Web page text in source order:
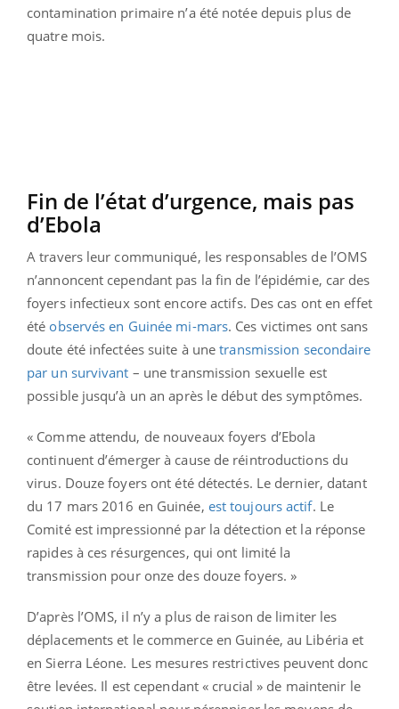
contamination primaire n’a été notée depuis plus de
quatre mois.
Fin de l’état d’urgence, mais pas
d’Ebola
A travers leur communiqué, les responsables de l’OMS
n’annoncent cependant pas la fin de l’épidémie, car des
foyers infectieux sont encore actifs. Des cas ont en effet
été observés en Guinée mi-mars. Ces victimes ont sans
doute été infectées suite à unetransmission secondaire
par un survivant – une transmission sexuelle est
possible jusqu’à un an après le début des symptômes.
« Comme attendu, de nouveaux foyers d’Ebola
continuent d’émerger à cause de réintroductions du
virus. Douze foyers ont été détectés. Le dernier, datant
du 17 mars 2016 en Guinée, est toujours actif. Le
Comité est impressionné par la détection et la réponse
rapides à ces résurgences, qui ont limité la
transmission pour onze des douze foyers. »
D’après l’OMS, il n’y a plus de raison de limiter les
déplacements et le commerce en Guinée, au Libéria et
en Sierra Léone. Les mesures restrictives peuvent donc
être levées. Il est cependant « crucial » de maintenir le